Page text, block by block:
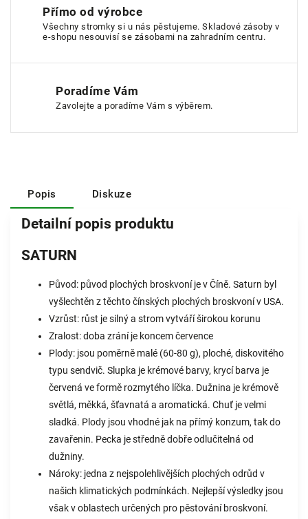
Přímo od výrobce
Všechny stromky si u nás pěstujeme. Skladové zásoby v
e-shopu nesouvisí se zásobami na zahradním centru.
Poradíme Vám
Zavolejte a poradíme Vám s výběrem.
Popis Diskuze
Detailní popis produktu
SATURN
Původ: původ plochých broskvoní je v Číně. Saturn byl
vyšlechtěn z těchto čínských plochých broskvoní v USA.
Vzrůst: růst je silný a strom vytváří širokou korunu
Zralost: doba zrání je koncem července
Plody: jsou poměrně malé (60-80 g), ploché, diskovitého
typu sendvič. Slupka je krémové barvy, krycí barva je
červená ve formě rozmytého líčka. Dužnina je krémově
světlá, měkká, šťavnatá a aromatická. Chuť je velmi
sladká. Plody jsou vhodné jak na přímý konzum, tak do
zavařenin. Pecka je středně dobře odlučitelná od
dužniny.
Nároky: jedna z nejspolehlivějších plochých odrůd v
našich klimatických podmínkách. Nejlepší výsledky jsou
však v oblastech určených pro pěstování broskvoní.